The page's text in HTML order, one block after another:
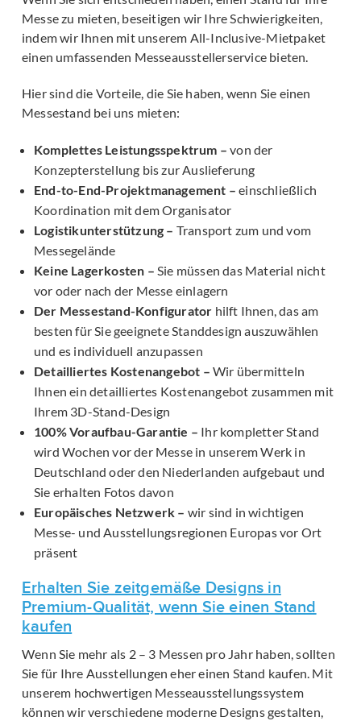
Messe zu mieten, beseitigen wir Ihre Schwierigkeiten,
indem wir Ihnen mit unserem All-Inclusive-Mietpaket
einen umfassenden Messeausstellerservice bieten.
Hier sind die Vorteile, die Sie haben, wenn Sie einen
Messestand bei uns mieten:
Komplettes Leistungsspektrum – von der
Konzepterstellung bis zur Auslieferung
End-to-End-Projektmanagement – einschließlich
Koordination mit dem Organisator
Logistikunterstützung – Transport zum und vom
Messegelände
Keine Lagerkosten – Sie müssen das Material nicht
vor oder nach der Messe einlagern
Der Messestand-Konfigurator hilft Ihnen, das am
besten für Sie geeignete Standdesign auszuwählen
und es individuell anzupassen
Detailliertes Kostenangebot – Wir übermitteln
Ihnen ein detailliertes Kostenangebot zusammen mit
Ihrem 3D-Stand-Design
100% Voraufbau-Garantie – Ihr kompletter Stand
wird Wochen vor der Messe in unserem Werk in
Deutschland oder den Niederlanden aufgebaut und
Sie erhalten Fotos davon
Europäisches Netzwerk – wir sind in wichtigen
Messe- und Ausstellungsregionen Europas vor Ort
präsent
Erhalten Sie zeitgemäße Designs in
Premium-Qualität, wenn Sie einen Stand
kaufen
Wenn Sie mehr als 2 – 3 Messen pro Jahr haben, sollten
Sie für Ihre Ausstellungen eher einen Stand kaufen. Mit
unserem hochwertigen Messeausstellungssystem
können wir verschiedene moderne Designs gestalten,